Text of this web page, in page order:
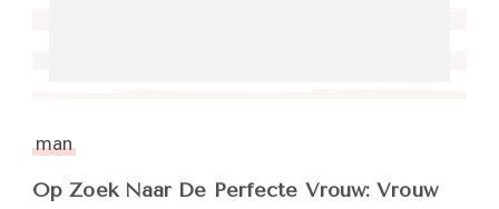
man
Op Zoek Naar De Perfecte Vrouw: Vrouw